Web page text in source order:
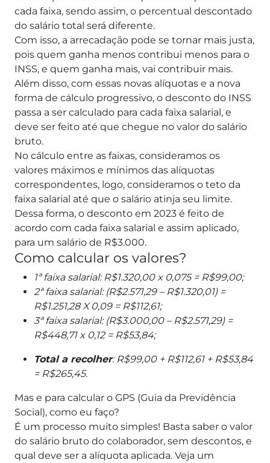
cada faixa, sendo assim, o percentual descontado
do salário total será diferente.
Com isso, a arrecadação pode se tornar mais justa,
pois quem ganha menos contribui menos para o
INSS, e quem ganha mais, vai contribuir mais.
Além disso, com essas novas alíquotas e a nova
forma de cálculo progressivo, o desconto do INSS
passa a ser calculado para cada faixa salarial, e
deve ser feito até que chegue no valor do salário
bruto.
No cálculo entre as faixas, consideramos os
valores máximos e mínimos das alíquotas
correspondentes, logo, consideramos o teto da
faixa salarial até que o salário atinja seu limite.
Dessa forma, o desconto em 2023 é feito de
acordo com cada faixa salarial e assim aplicado,
para um salário de R$3.000.
Como calcular os valores?
1ª faixa salarial: R$1.320,00 x 0,075 = R$99,00;
2ª faixa salarial: (R$2.571,29 – R$1.320,01) =
R$1.251,28 X 0,09 = R$112,61;
3ª faixa salarial: (R$3.000,00 – R$2.571,29) =
R$448,71 x 0,12 = R$53,84;
Total a recolher: R$99,00 + R$112,61 + R$53,84
= R$265,45.
Mas e para calcular o GPS (Guia da Previdência
Social), como eu faço?
É um processo muito simples! Basta saber o valor
do salário bruto do colaborador, sem descontos, e
qual deve ser a alíquota aplicada. Veja um